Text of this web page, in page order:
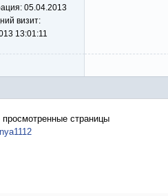
05.04.2013
визит:
13:01:11
просмотренные страницы